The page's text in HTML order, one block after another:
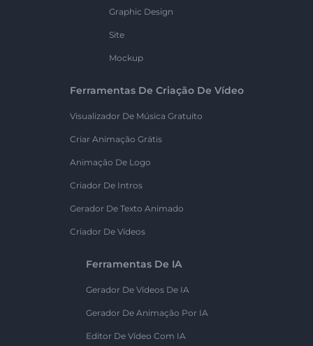
Graphic Design
Site
Mockup
Ferramentas De Criação De Vídeo
Visualizador De Música Gratuito
Criar Animação Grátis
Animação De Logo
Criador De Intros
Gerador De Texto Animado
Criador De Vídeos
Ferramentas De IA
Gerador De Vídeos De IA
Gerador De Animação Por IA
Editor De Vídeo Com IA